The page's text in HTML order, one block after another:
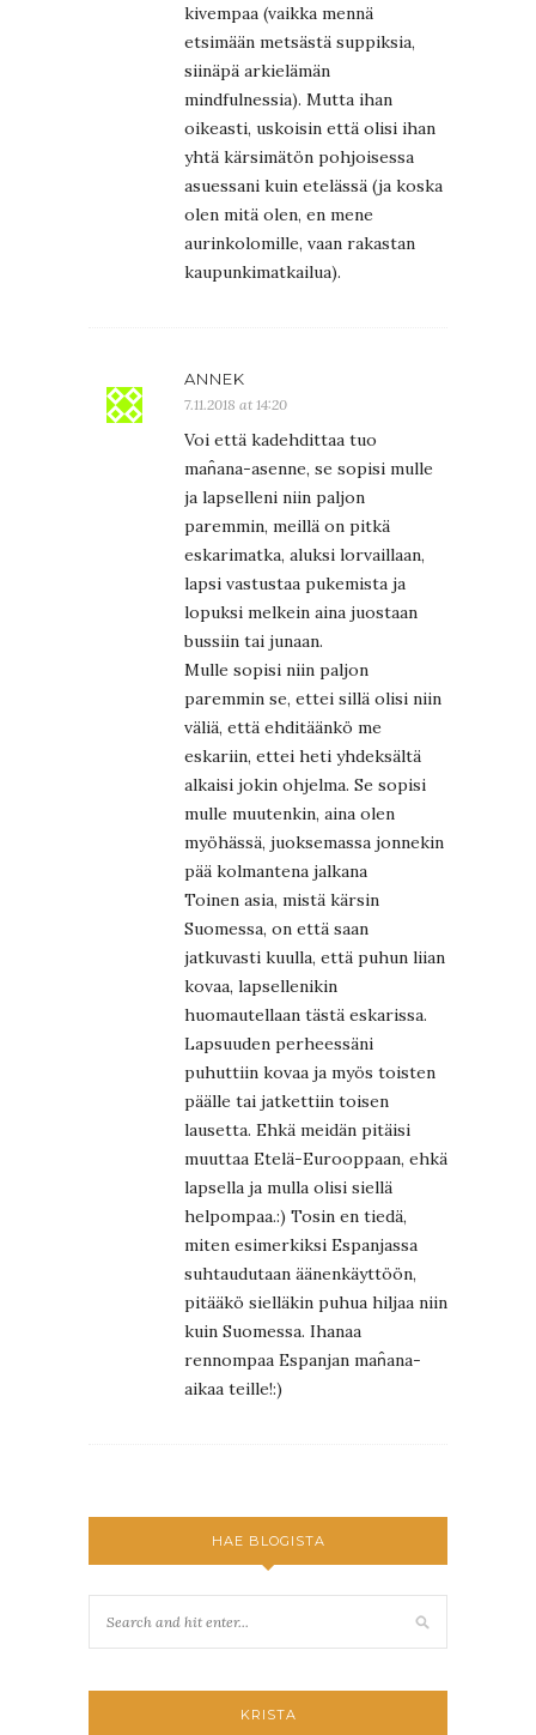
kivempaa (vaikka mennä
etsimään metsästä suppiksia,
siinäpä arkielämän
mindfulnessia). Mutta ihan
oikeasti, uskoisin että olisi ihan
yhtä kärsimätön pohjoisessa
asuessani kuin etelässä (ja koska
olen mitä olen, en mene
aurinkolomille, vaan rakastan
kaupunkimatkailua).
ANNEK
7.11.2018 at 14:20
Voi että kadehdittaa tuo
man̂ana-asenne, se sopisi mulle
ja lapselleni niin paljon
paremmin, meillä on pitkä
eskarimatka, aluksi lorvaillaan,
lapsi vastustaa pukemista ja
lopuksi melkein aina juostaan
bussiin tai junaan.
Mulle sopisi niin paljon
paremmin se, ettei sillä olisi niin
väliä, että ehditäänkö me
eskariin, ettei heti yhdeksältä
alkaisi jokin ohjelma. Se sopisi
mulle muutenkin, aina olen
myöhässä, juoksemassa jonnekin
pää kolmantena jalkana
Toinen asia, mistä kärsin
Suomessa, on että saan
jatkuvasti kuulla, että puhun liian
kovaa, lapsellenikin
huomautellaan tästä eskarissa.
Lapsuuden perheessäni
puhuttiin kovaa ja myös toisten
päälle tai jatkettiin toisen
lausetta. Ehkä meidän pitäisi
muuttaa Etelä-Eurooppaan, ehkä
lapsella ja mulla olisi siellä
helpompaa.:) Tosin en tiedä,
miten esimerkiksi Espanjassa
suhtaudutaan äänenkäyttöön,
pitääkö sielläkin puhua hiljaa niin
kuin Suomessa. Ihanaa
rennompaa Espanjan man̂ana-
aikaa teille!:)
HAE BLOGISTA
KRISTA